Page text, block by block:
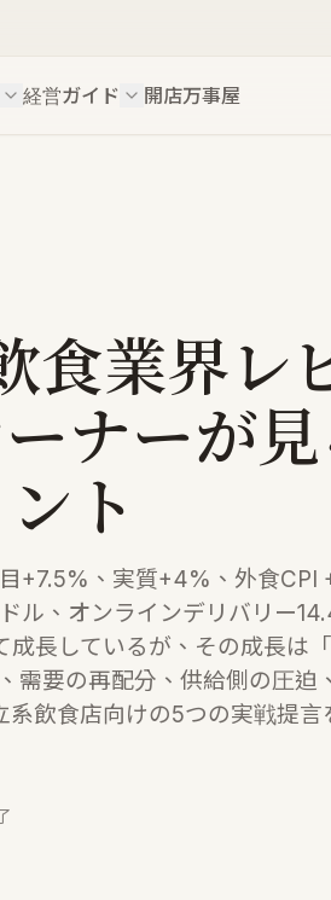
経営ガイド 開店万事屋
食業界レ
ナーが
ト
+7.5%、実質+4%、外食CPI
ル、オンラインデリバリー
長しているが、その成長は
需要の再配分、供給側の圧迫
飲食店向けの5つの実戦提言